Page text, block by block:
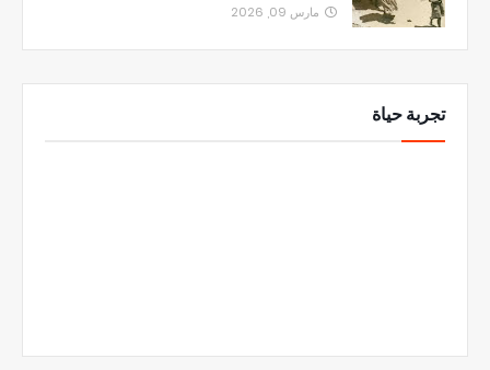
مارس 09, 2026
تجربة حياة